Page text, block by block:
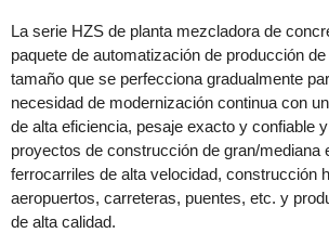
La serie HZS de planta mezcladora de
paquete de automatización de producción
tamaño que se perfecciona gradualmente
necesidad de modernización continua con
de alta eficiencia, pesaje exacto y confiable
proyectos de construcción de gran/mediana
ferrocarriles de alta velocidad, construcción
aeropuertos, carreteras, puentes, etc. y
de alta calidad.